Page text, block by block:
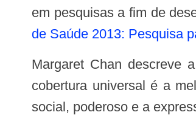
em pesquisas a fim de
de Saúde 2013: Pesquisa
Margaret Chan descreve a cobertura universal como o conceito mais poderoso que a saúde pública tem para oferecer. “A
cobertura universal é a
social, poderoso e a